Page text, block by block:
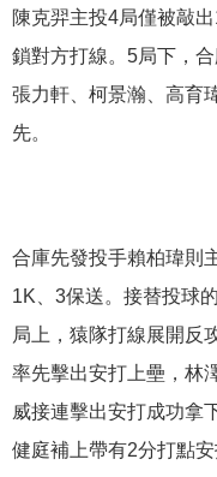
陳克羿主投4局僅被敲
鎖對方打線。5局下，
張力軒、柯景瀚、高育
先。
合庫先發投手賴柏瑋則
1K、3保送。接替投球
局上，猿隊打線展開反
率先擊出安打上壘，林
威接連擊出安打成功拿
健庭補上帶有2分打點